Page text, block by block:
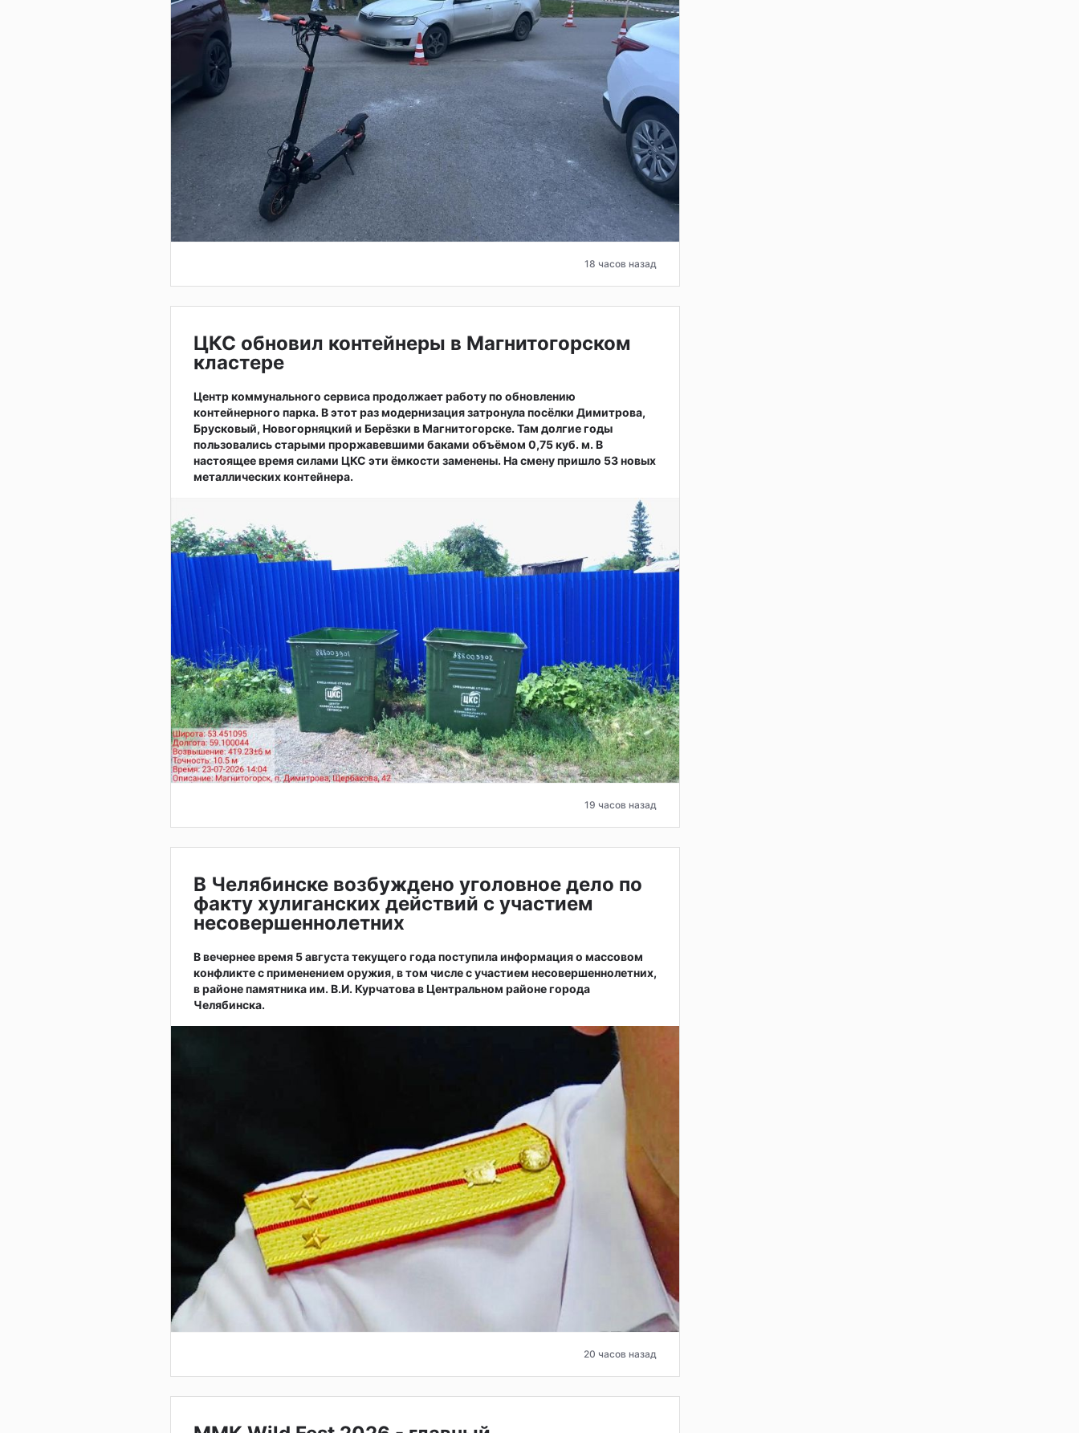
18 часов назад
ЦКС обновил контейнеры в Магнитогорском
кластере
Центр коммунального сервиса продолжает работу по обновлению
контейнерного парка. В этот раз модернизация затронула посёлки Димитрова,
Брусковый, Новогорняцкий и Берёзки в Магнитогорске. Там долгие годы
пользовались старыми проржавевшими баками объёмом 0,75 куб. м. В
настоящее время силами ЦКС эти ёмкости заменены. На смену пришло 53 новых
металлических контейнера.
19 часов назад
В Челябинске возбуждено уголовное дело по
факту хулиганских действий с участием
несовершеннолетних
В вечернее время 5 августа текущего года поступила информация о массовом
конфликте с применением оружия, в том числе с участием несовершеннолетних,
в районе памятника им. В.И. Курчатова в Центральном районе города
Челябинска.
20 часов назад